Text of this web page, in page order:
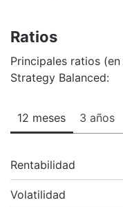
Ratios
Principales ratios
Strategy Balanced:
12 meses 3 años
Rentabilidad
Volatilidad